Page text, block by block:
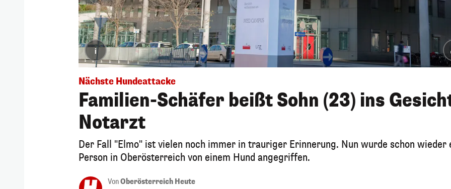
i
Nächste Hundeattacke
Familien-Schäfer beißt Sohn (23) ins
Notarzt
Der Fall "Elmo" ist vielen noch immer in trauriger Erinnerung. Nun wurde schon wieder
Person in Oberösterreich von einem Hund angegriffen.
VonOberösterreich Heute